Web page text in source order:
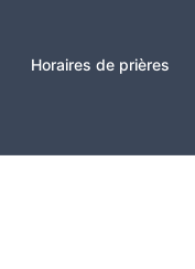
Horaires de prières